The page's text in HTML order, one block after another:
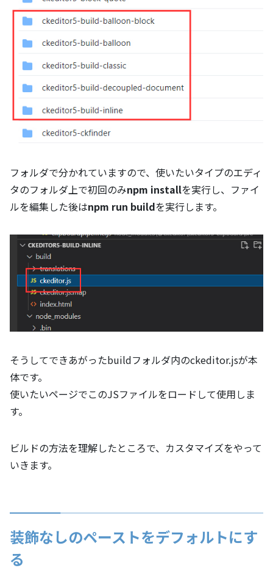
フォルダで分かれていますので、使いたいタイプのエディ
タのフォルダ上で初回のみnpm installを実行し、ファイ
ルを編集した後はnpm run buildを実行します。
そうしてできあがったbuildフォルダ内のckeditor.jsが本
体です。
使いたいページでこのJSファイルをロードして使用しま
す。
ビルドの方法を理解したところで、カスタマイズをやって
いきます。
装飾なしのペーストをデフォルトにす
る